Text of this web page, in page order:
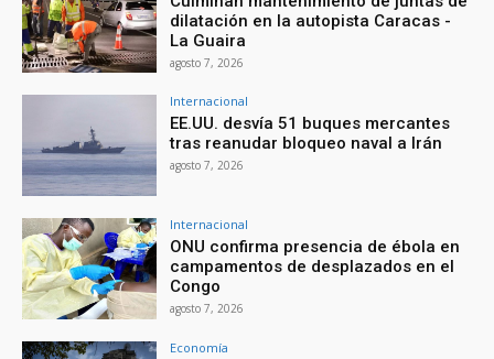
dilatación en la autopista Caracas -
La Guaira
agosto 7, 2026
Internacional
EE.UU. desvía 51 buques mercantes
tras reanudar bloqueo naval a Irán
agosto 7, 2026
Internacional
ONU confirma presencia de ébola en
campamentos de desplazados en el
Congo
agosto 7, 2026
Economía